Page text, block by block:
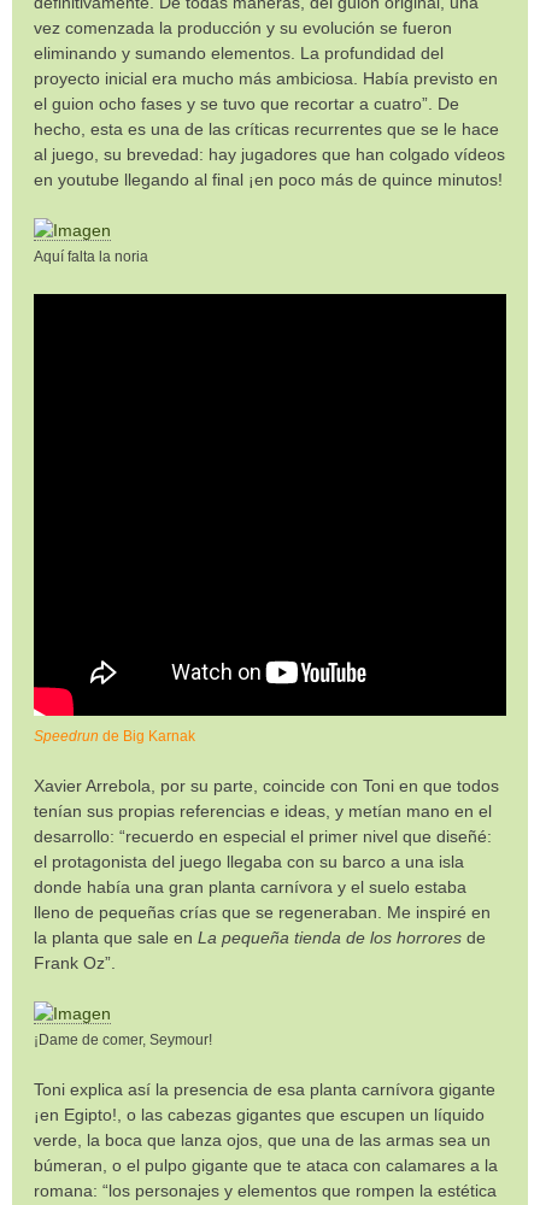
vez comenzada la producción y su evolución se fueron
eliminando y sumando elementos. La profundidad del
proyecto inicial era mucho más ambiciosa. Había previsto en
el guion ocho fases y se tuvo que recortar a cuatro”. De
hecho, esta es una de las críticas recurrentes que se le hace
al juego, su brevedad: hay jugadores que han colgado vídeos
en youtube llegando al final ¡en poco más de quince minutos!
Aquí falta la noria
Speedrun de Big Karnak
Xavier Arrebola, por su parte, coincide con Toni en que todos
tenían sus propias referencias e ideas, y metían mano en el
desarrollo: “recuerdo en especial el primer nivel que diseñé:
el protagonista del juego llegaba con su barco a una isla
donde había una gran planta carnívora y el suelo estaba
lleno de pequeñas crías que se regeneraban. Me inspiré en
la planta que sale en La pequeña tienda de los horrores de
Frank Oz”.
¡Dame de comer, Seymour!
Toni explica así la presencia de esa planta carnívora gigante
¡en Egipto!, o las cabezas gigantes que escupen un líquido
verde, la boca que lanza ojos, que una de las armas sea un
búmeran, o el pulpo gigante que te ataca con calamares a la
romana: “los personajes y elementos que rompen la estética